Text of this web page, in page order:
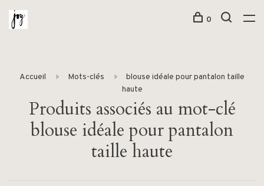
0
Accueil Mots-clés
blouse idéale pour pantalon taille
haute
Produits associés au mot-clé
blouse idéale pour pantalon
taille haute